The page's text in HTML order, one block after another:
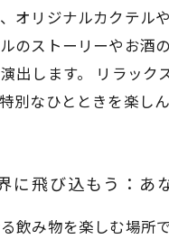
オリジナルカクテル
のストーリーやお酒
出します。 リラック
別なひとときを楽し
に飛び込もう：あ
飲み物を楽しむ場所